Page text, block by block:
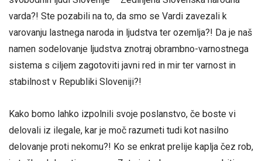
varda?! Ste pozabili na to, da smo se Vardi zavezali k
varovanju lastnega naroda in ljudstva ter ozemlja?! Da je naš
namen sodelovanje ljudstva znotraj obrambno-varnostnega
sistema s ciljem zagotoviti javni red in mir ter varnost in
stabilnost v Republiki Sloveniji?!
Kako bomo lahko izpolnili svoje poslanstvo, če boste vi
delovali iz ilegale, kar je moč razumeti tudi kot nasilno
delovanje proti nekomu?! Ko se enkrat prelije kaplja čez rob,